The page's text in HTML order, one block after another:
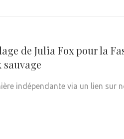
de Julia Fox pour la
indépendante via un lien sur